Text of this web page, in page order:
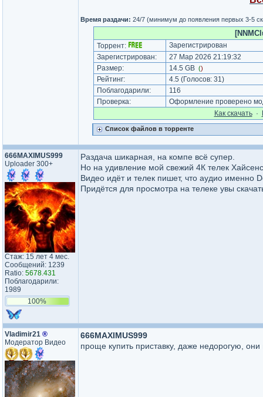
Время раздачи: 24/7 (минимум до появления первых 3-5
Торрент:
Зарегистрирован
Зарегистрирован:
27 Мар 2026 21:19:32
Размер:
14.5 GB ()
Рейтинг: 4.5 (Голосов: 31)
Поблагодарили:
116
Проверка:
Оформление проверено
Как cкачать·
Список файлов в торренте
666MAXIMUS999
Uploader 300+
Стаж: 15 лет 4 мес.
Сообщений: 1239
Ratio: 5678.431
Поблагодарили:
1989
100%
Раздача шикарная, на компе всё супер.
Но на удивление мой свежий 4К телек
Видео идёт и телек пишет, что аудио именно
Придётся для просмотра на телеке увы
Vladimir21 ®
Модератор Видео
666MAXIMUS999
проще купить приставку, даже недорогую,